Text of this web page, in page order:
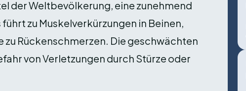
der Weltbevölkerung, eine zunehmend
zu Muskelverkürzungen in Beinen,
zu Rückenschmerzen. Die geschwächten
von Verletzungen durch Stürze oder